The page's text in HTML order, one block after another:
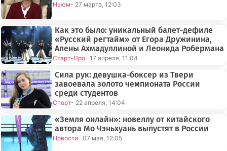
Ньюм- 27 марта, 12:03
Как это было: уникальный балет-дефиле
«Русский регтайм» от Егора Дружинина,
Алены Ахмадуллиной и Леонида Робермана
Старт-Про- 17 апреля, 11:04
Сила рук: девушка-боксер из Твери
завоевала золото чемпионата России
среди студентов
Спорт- 22 апреля, 14:04
«Земля онлайн»: новеллу от китайского
автора Мо Чэньхуань выпустят в России
Новости- 07 мая, 12:05